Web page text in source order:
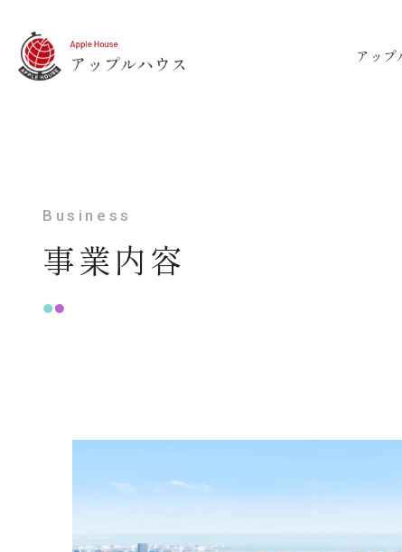
アップ
Business
事業内容